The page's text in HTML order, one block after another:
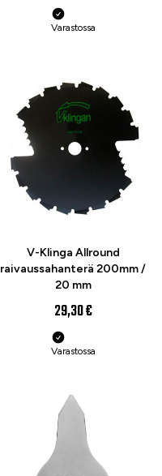
Varastossa
V-Klinga Allround
raivaussahanterä 200mm /
20 mm
29,30 €
Varastossa